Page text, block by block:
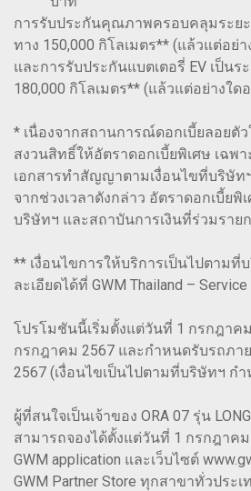
การรับประกันคุณภาพครอบคลุมระยะ
ทาง 150,000 กิโลเมตร** (แล้วแต่อย่
และการรับประกันแบตเตอรี่ EV เป็นร
180,000 กิโลเมตร** (แล้วแต่อย่างใด
* เนื่องจากสถานการณ์ดอกเบี้ยลอยตั
สงวนสิทธิ์ให้อัตราดอกเบี้ยพิเศษ เฉพา
เอกสารทำสัญญาตามเงื่อนไขที่บริษัท
จากช่วงเวลาดังกล่าว อัตราดอกเบี้ยพิ
บริษัทฯ และสถาบันการเงินที่ร่วมราย
** เงื่อนไขการให้บริการเป็นไปตามที่
ละเอียดได้ที่ GWM Thailand – Service
โปรโมชันนี้เริ่มตั้งแต่วันที่ 1 กรกฎาค
กรกฎาคม 2567 และกำหนดรับรถภา
2567 (เงื่อนไขเป็นไปตามที่บริษัทฯ ก
ผู้ที่สนใจเป็นเจ้าของ ORA 07 รุ่น LONG
สามารถจองได้ตั้งแต่วันที่ 1 กรกฎาค
GWM application และเว็บไซต์
GWM Partner Store ทุกสาขาทั่วประเ